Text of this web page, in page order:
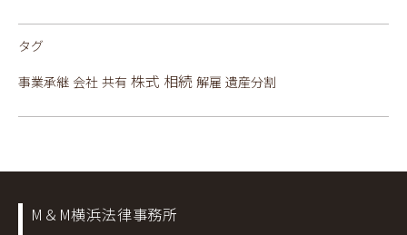
タグ
事業承継 会社 共有 株式 相続 解雇 遺産分割
M＆M横浜法律事務所